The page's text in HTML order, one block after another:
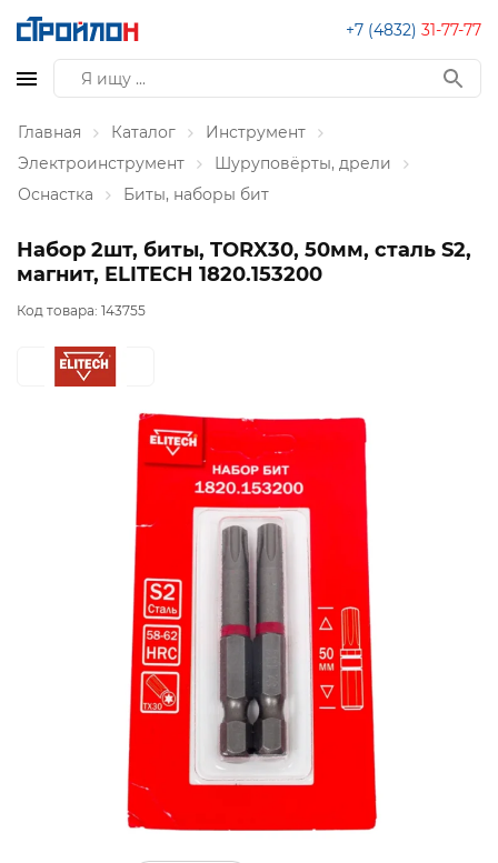
+7 (4832) 31-77-77
Главная Каталог
Инструмент
Электроинструмент
Шуруповёрты, дрели
Оснастка
Биты, наборы бит
Набор 2шт, биты, TORX30, 50мм, сталь S2,
магнит, ELITECH 1820.153200
Код товара: 143755